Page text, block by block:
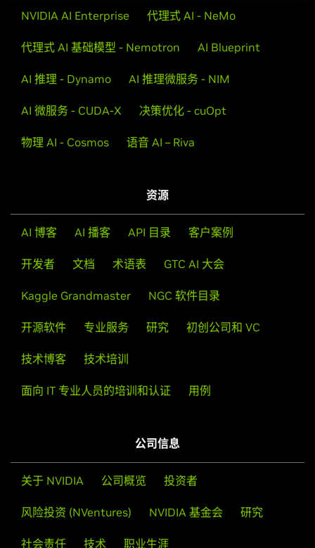
NVIDIA AI Enterprise 代理式 AI - NeMo
代理式 AI 基础模型 - Nemotron AI Blueprint
AI 推理 - Dynamo AI 推理微服务 - NIM
AI 微服务 - CUDA-X 决策优化 - cuOpt
物理 AI - Cosmos 语音 AI – Riva
资源
AI 博客 AI 播客 API 目录 客户案例
开发者 文档 术语表 GTC AI 大会
Kaggle Grandmaster NGC 软件目录
开源软件 专业服务 研究 初创公司和 VC
技术博客 技术培训
面向 IT 专业人员的培训和认证 用例
公司信息
关于 NVIDIA 公司概览 投资者
风险投资 (NVentures) NVIDIA 基金会 研究
社会责任 技术 职业生涯